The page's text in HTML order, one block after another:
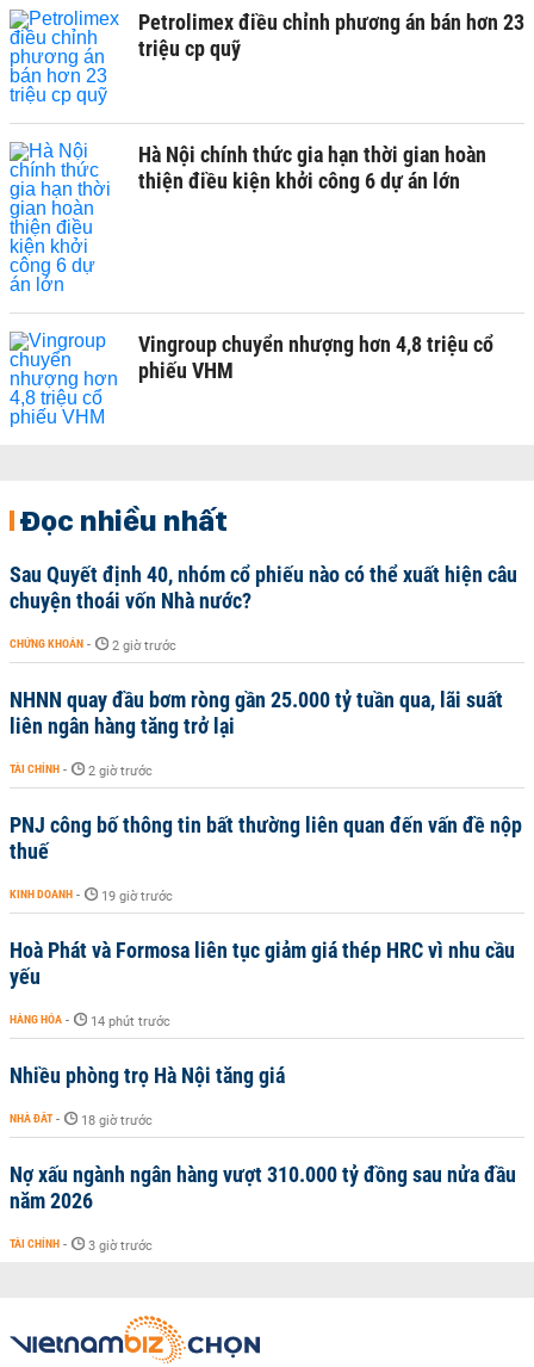
Petrolimex điều chỉnh phương án bán hơn 23
triệu cp quỹ
Hà Nội chính thức gia hạn thời gian hoàn
thiện điều kiện khởi công 6 dự án lớn
Vingroup chuyển nhượng hơn 4,8 triệu cổ
phiếu VHM
Đọc nhiều nhất
Sau Quyết định 40, nhóm cổ phiếu nào có thể xuất hiện câu
chuyện thoái vốn Nhà nước?
CHỨNG KHOÁN - 2 giờ trước
NHNN quay đầu bơm ròng gần 25.000 tỷ tuần qua, lãi suất
liên ngân hàng tăng trở lại
TÀI CHÍNH - 2 giờ trước
PNJ công bố thông tin bất thường liên quan đến vấn đề nộp
thuế
KINH DOANH - 19 giờ trước
Hoà Phát và Formosa liên tục giảm giá thép HRC vì nhu cầu
yếu
HÀNG HÓA - 14 phút trước
Nhiều phòng trọ Hà Nội tăng giá
NHÀ ĐẤT - 18 giờ trước
Nợ xấu ngành ngân hàng vượt 310.000 tỷ đồng sau nửa đầu
năm 2026
TÀI CHÍNH - 3 giờ trước